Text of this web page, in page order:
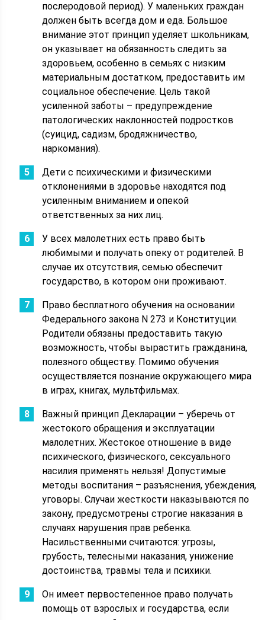
послеродовой период). У маленьких граждан
должен быть всегда дом и еда. Большое
внимание этот принцип уделяет школьникам,
он указывает на обязанность следить за
здоровьем, особенно в семьях с низким
материальным достатком, предоставить им
социальное обеспечение. Цель такой
усиленной заботы – предупреждение
патологических наклонностей подростков
(суицид, садизм, бродяжничество,
наркомания).
Дети с психическими и физическими
отклонениями в здоровье находятся под
усиленным вниманием и опекой
ответственных за них лиц.
У всех малолетних есть право быть
любимыми и получать опеку от родителей. В
случае их отсутствия, семью обеспечит
государство, в котором они проживают.
Право бесплатного обучения на основании
Федерального закона N 273 и Конституции.
Родители обязаны предоставить такую
возможность, чтобы вырастить гражданина,
полезного обществу. Помимо обучения
осуществляется познание окружающего мира
в играх, книгах, мультфильмах.
Важный принцип Декларации – уберечь от
жестокого обращения и эксплуатации
малолетних. Жестокое отношение в виде
психического, физического, сексуального
насилия применять нельзя! Допустимые
методы воспитания – разъяснения, убеждения,
уговоры. Случаи жесткости наказываются по
закону, предусмотрены строгие наказания в
случаях нарушения прав ребенка.
Насильственными считаются: угрозы,
грубость, телесными наказания, унижение
достоинства, травмы тела и психики.
Он имеет первостепенное право получать
помощь от взрослых и государства, если